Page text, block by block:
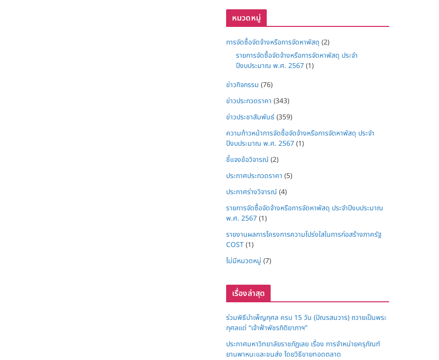
หมวดหมู่
การจัดซื้อจัดจ้างหรือการจัดหาพัสดุ (2)
รายการจัดซื้อจัดจ้างหรือการจัดหาพัสดุ ประจำ
ปีงบประมาณ พ.ศ. 2567(1)
ข่าวกิจกรรม (76)
ข่าวประกวดราคา (343)
ข่าวประชาสัมพันธ์(359)
ความก้าวหน้าการจัดซื้อจัดจ้างหรือการจัดหาพัสดุ ประจำ
ปีงบประมาณ พ.ศ. 2567(1)
ชี้แจงข้อวิจารณ์(2)
ประกาศประกวดราคา (5)
ประกาศร่างวิจารณ์(4)
รายการจัดซื้อจัดจ้างหรือการจัดหาพัสดุ ประจำปีงบประมาณ
พ.ศ. 2567(1)
รายงานผลการโครงการความโปร่งใสในการก่อสร้างภาครัฐ
COST(1)
ไม่มีหมวดหมู่ (7)
เรื่องล่าสุด
ร่วมพิธีบำเพ็ญกุศล ครบ 15 วัน (ปัณรสมวาร) ถวายเป็นพระ
กุศลแด่ “เจ้าฟ้าพัชรกิติยาภาฯ”
ประกาศมหาวิทยาลัยราชภัฏเลย เรื่อง การจำหน่ายครุภัณฑ์
ยานพาหนะและขนส่ง โดยวิธีขายทอดตลาด